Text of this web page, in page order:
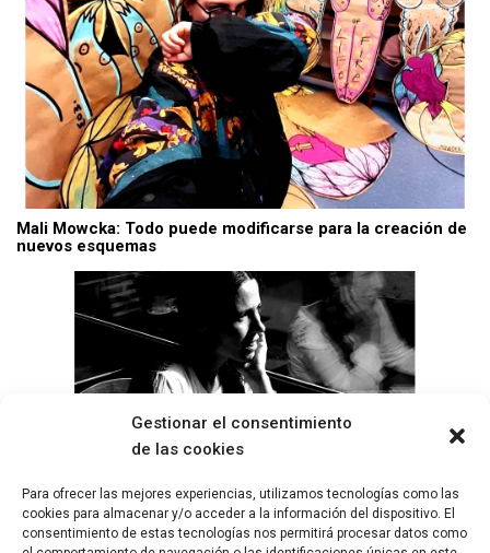
Gestionar el consentimiento
de las cookies
Para ofrecer las mejores experiencias, utilizamos tecnologías como las
cookies para almacenar y/o acceder a la información del dispositivo. El
consentimiento de estas tecnologías nos permitirá procesar datos como
Mali Mowcka: Todo puede modificarse para la creación de
nuevos esquemas
Virginia Gil Rodríguez: Me he adaptado eligiendo